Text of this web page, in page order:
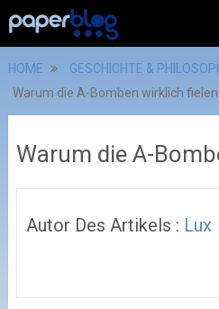
HOME
GESCHICHTE &
Warum die A-Bomben wirklich fielen
Warum die A-
Autor Des Artikels : Lux